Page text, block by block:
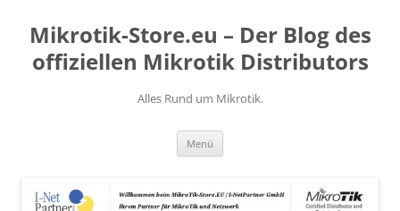
springen
Mikrotik-Store.eu – Der Blog des
offiziellen Mikrotik Distributors
Alles Rund um Mikrotik.
Menü